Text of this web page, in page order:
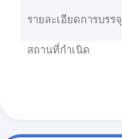
รายละเอียดการบรรจุ
สถานที่กำเนิด